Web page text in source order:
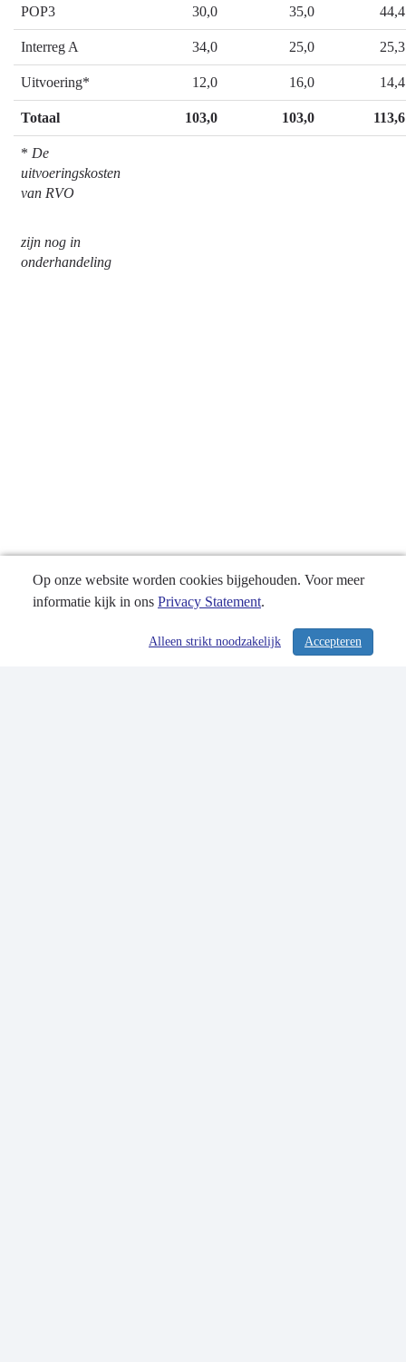
POP3 30,0 35,0 44,4
Interreg A 34,0 25,0 25,3
Uitvoering* 12,0 16,0 14,4
Totaal 103,0 103,0 113,6
* De
uitvoeringskosten
van RVO
zijn nog in
onderhandeling
/ 304
Op onze website worden cookies bijgehouden. Voor meer
informatie kijk in ons Privacy Statement.
Accepteren
Alleen strikt noodzakelijk